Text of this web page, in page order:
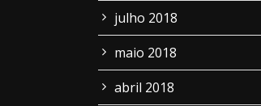
julho 2018
maio 2018
abril 2018